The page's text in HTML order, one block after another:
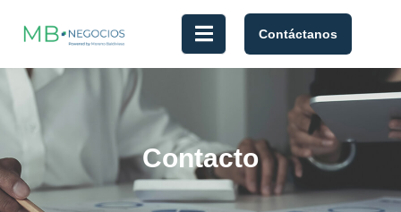
Contáctanos
Contacto